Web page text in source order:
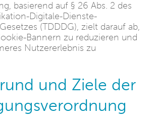
basierend auf § 26 Abs. 2 des
Digitale-Dienste-
(TDDDG), zielt darauf ab,
Bannern zu reduzieren und
Nutzererlebnis zu
und Ziele der